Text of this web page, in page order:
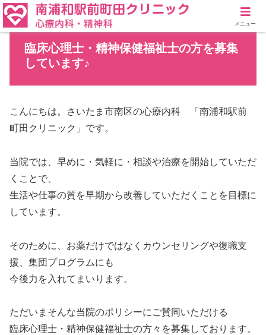
臨床心理士・精神保健福祉士の方を募集
しています♪
こんにちは。さいたま市南区の心療内科 「南浦和駅前
町田クリニック」です。
当院では、早めに・気軽に・相談や治療を開始していただ
くことで、
生活や仕事の質を早期から改善していただくことを目標に
しています。
そのために、お薬だけではなくカウンセリングや復職支
援、集団プログラムにも
今後力を入れてまいります。
ただいまそんな当院のポリシーにご賛同いただける
臨床心理士・精神保健福祉士の方々を募集しております。
メニュー